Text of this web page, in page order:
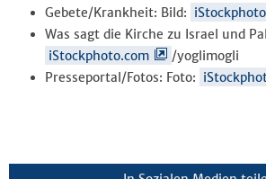
Gebete/Krankheit: Bild:
Was sagt die Kirche zu Israel und
iStockphoto.com
/yoglimogli
Presseportal/Fotos: Foto: